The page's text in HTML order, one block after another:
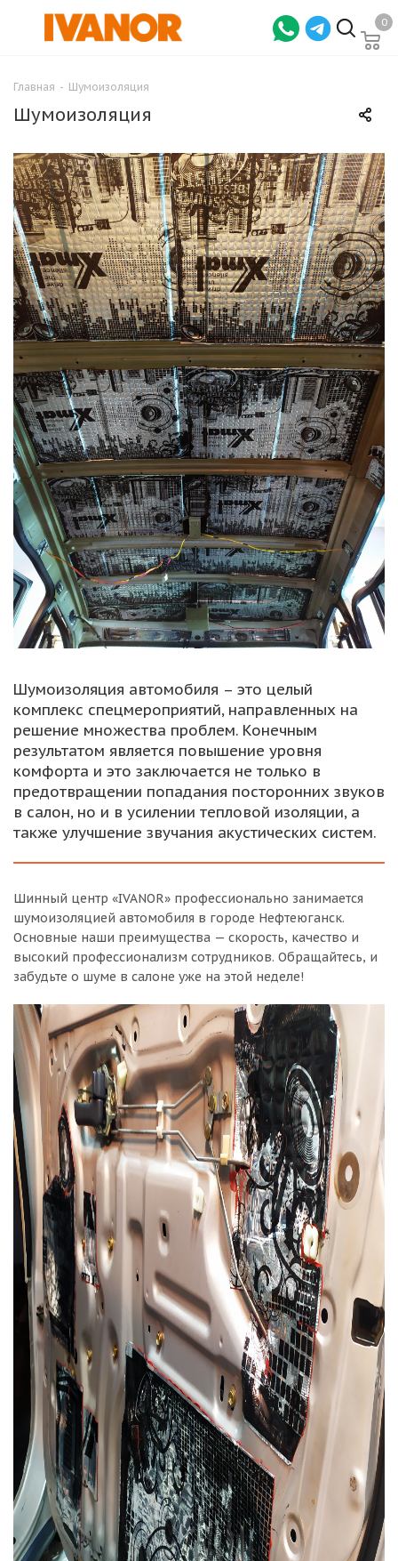
0
Главная - Шумоизоляция
Шумоизоляция
Шумоизоляция автомобиля – это целый
комплекс спецмероприятий, направленных на
решение множества проблем. Конечным
результатом является повышение уровня
комфорта и это заключается не только в
предотвращении попадания посторонних звуков
в салон, но и в усилении тепловой изоляции, а
также улучшение звучания акустических систем.
Шинный центр «IVANOR» профессионально занимается
шумоизоляцией автомобиля в городе Нефтеюганск.
Основные наши преимущества — скорость, качество и
высокий профессионализм сотрудников. Обращайтесь, и
забудьте о шуме в салоне уже на этой неделе!